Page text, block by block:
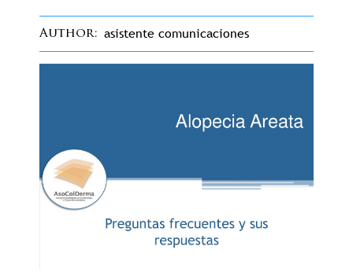
Author asistente comunicaciones